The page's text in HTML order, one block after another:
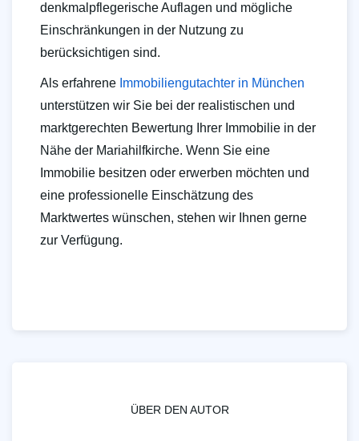
denkmalpflegerische Auflagen und mögliche
Einschränkungen in der Nutzung zu
berücksichtigen sind.
Als erfahrene Immobiliengutachter in München
unterstützen wir Sie bei der realistischen und
marktgerechten Bewertung Ihrer Immobilie in der
Nähe der Mariahilfkirche. Wenn Sie eine
Immobilie besitzen oder erwerben möchten und
eine professionelle Einschätzung des
Marktwertes wünschen, stehen wir Ihnen gerne
zur Verfügung.
ÜBER DEN AUTOR